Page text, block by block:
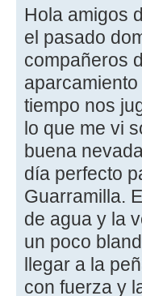
Hola amigos
el pasado
compañeros
tiempo nos
lo que me vi
buena
día perfecto
Guarramilla.
de agua y la
un poco
llegar a la
con fuerza y